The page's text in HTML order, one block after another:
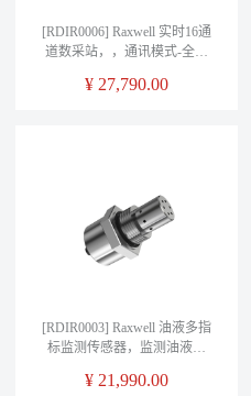
[RDIR0006] Raxwell 实时16通
道数采站，，通讯模式-全网
RDIR0006， 1个/箱
¥ 27,790.00
[RDIR0003] Raxwell 油液多指
标监测传感器，监测油液温
等,包含所有安装附件，
¥ 21,990.00